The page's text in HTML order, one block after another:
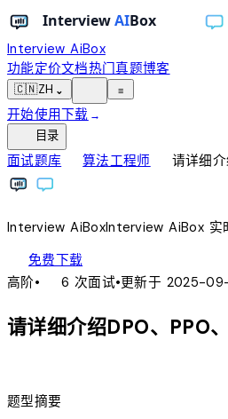
Interview AiBox
功能定价文档热门真题博客
🇨🇳ZH ⌄ ≡
开始使用下载 →
目录
面试题库chevron_right算法工程师chevron_right 请详细
InterviewAiBoxInterviewAiBox实
免费下载
高阶• 6 次面试•更新于 2025-
请详细介绍DPO、PPO
题型摘要